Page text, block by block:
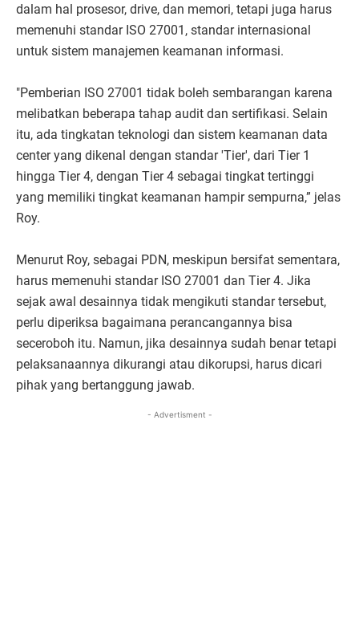
dalam hal prosesor, drive, dan memori, tetapi juga harus
memenuhi standar ISO 27001, standar internasional
untuk sistem manajemen keamanan informasi.
"Pemberian ISO 27001 tidak boleh sembarangan karena
melibatkan beberapa tahap audit dan sertifikasi. Selain
itu, ada tingkatan teknologi dan sistem keamanan data
center yang dikenal dengan standar 'Tier', dari Tier 1
hingga Tier 4, dengan Tier 4 sebagai tingkat tertinggi
yang memiliki tingkat keamanan hampir sempurna,” jelas
Roy.
Menurut Roy, sebagai PDN, meskipun bersifat sementara,
harus memenuhi standar ISO 27001 dan Tier 4. Jika
sejak awal desainnya tidak mengikuti standar tersebut,
perlu diperiksa bagaimana perancangannya bisa
seceroboh itu. Namun, jika desainnya sudah benar tetapi
pelaksanaannya dikurangi atau dikorupsi, harus dicari
pihak yang bertanggung jawab.
- Advertisment -